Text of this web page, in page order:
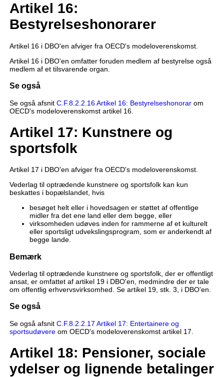
Artikel 16:
Bestyrelseshonorarer
Artikel 16 i DBO'en afviger fra OECD's modeloverenskomst.
Artikel 16 i DBO'en omfatter foruden medlem af bestyrelse også
medlem af et tilsvarende organ.
Se også
Se også afsnit C.F.8.2.2.16 Artikel 16: Bestyrelseshonorarom
OECD's modeloverenskomst artikel 16.
Artikel 17: Kunstnere og
sportsfolk
Artikel 17 i DBO'en afviger fra OECD's modeloverenskomst.
Vederlag til optrædende kunstnere og sportsfolk kan kun
beskattes i bopælslandet, hvis
besøget helt eller i hovedsagen er støttet af offentlige
midler fra det ene land eller dem begge, eller
virksomheden udøves inden for rammerne af et kulturelt
eller sportsligt udvekslingsprogram, som er anderkendt af
begge lande.
Bemærk
Vederlag til optrædende kunstnere og sportsfolk, der er offentligt
ansat, er omfattet af artikel 19 i DBO'en, medmindre der er tale
om offentlig erhvervsvirksomhed. Se artikel 19, stk. 3, i DBO'en.
Se også
Se også afsnit C.F.8.2.2.17 Artikel 17: Entertainere og
sportsudøvereom OECD's modeloverenskomst artikel 17.
Artikel 18: Pensioner, sociale
ydelser og lignende betalinger